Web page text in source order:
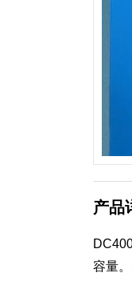
产品
容量